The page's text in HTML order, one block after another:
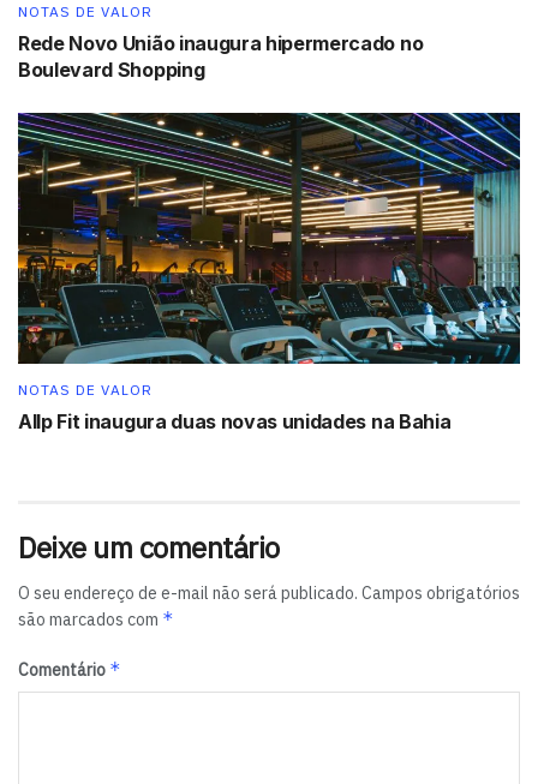
NOTAS DE VALOR
Rede Novo União inaugura hipermercado no
Boulevard Shopping
NOTAS DE VALOR
Allp Fit inaugura duas novas unidades na Bahia
Deixe um comentário
O seu endereço de e-mail não será publicado. Campos obrigatórios
são marcados com *
Comentário *